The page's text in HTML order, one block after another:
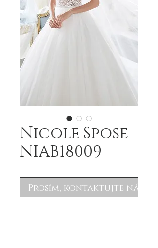
Nicole Spose
NIAB18009
Prosím, kontaktujte nás